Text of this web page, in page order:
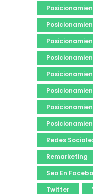
Redes
Remarketing
Seo En
Twitter